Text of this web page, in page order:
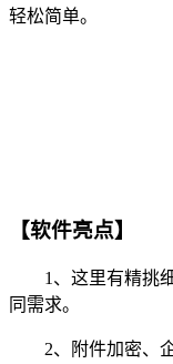
轻松简单。
【软件亮点】
1、这里有精挑细
同需求。
2、附件加密、企